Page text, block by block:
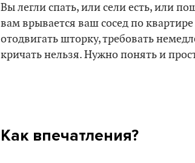
Вы легли спать, или сели есть, или
вам врывается ваш сосед по
отодвигать шторку, требовать
кричать нельзя. Нужно понять и
Как впечатления?